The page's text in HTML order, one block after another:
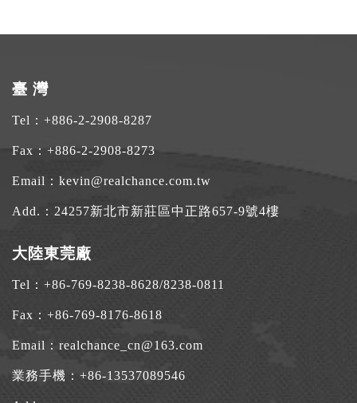
臺 灣
Tel： +886-2-2908-8287
Fax：+886-2-2908-8273
Email： kevin@realchance.com.tw
Add.： 24257新北市新莊區中正路657-9號4樓
大陸東莞廠
Tel： +86-769-8238-8628/8238-0811
Fax：+86-769-8176-8618
Email： realchance_cn@163.com
業務手機： +86-13537089546